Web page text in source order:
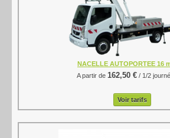
Ponçage des sols
Contact-Accès
NACELLE AUTOPORTEE 16
A partir de 162,50 € / 1/2
Voir tarifs